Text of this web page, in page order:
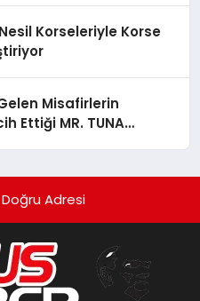
Korseleriyle Korse
Misafirlerin
Ettiği MR. TUNA
Adresi